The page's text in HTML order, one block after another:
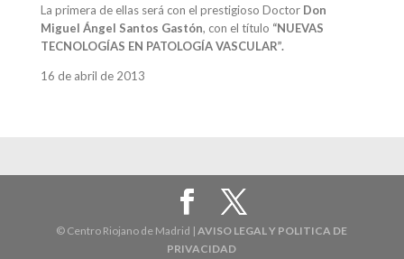
La primera de ellas será con el prestigioso Doctor Don
Miguel Ángel Santos Gastón, con el título “NUEVAS
TECNOLOGÍAS EN PATOLOGÍA VASCULAR”.
16 de abril de 2013
© Centro Riojano de Madrid |AVISO LEGAL Y POLITICA DE
PRIVACIDAD